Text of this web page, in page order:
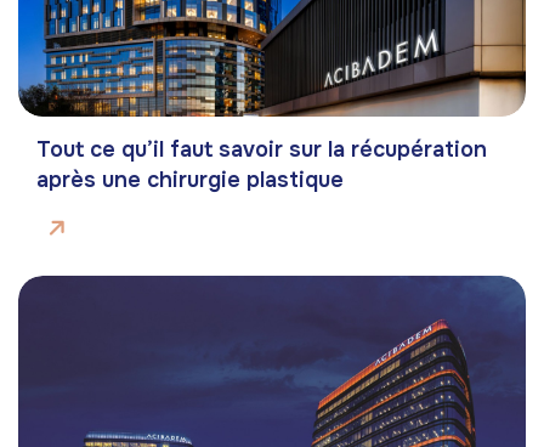
Tout ce qu’il faut savoir sur la récupération
après une chirurgie plastique